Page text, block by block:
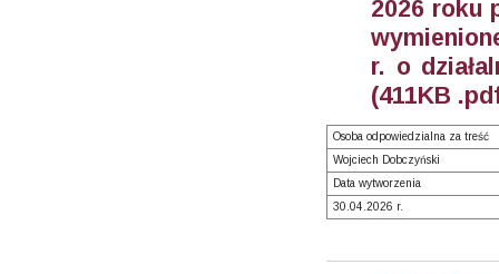
2026 roku
r. o
(411KB
Osoba odpowiedzialna za treść
Wojciech Dobczyński
Data wytworzenia
30.04.2026 r.